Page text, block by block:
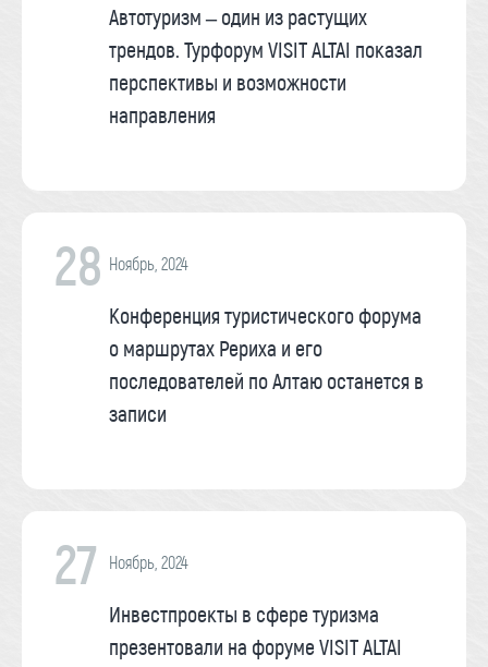
Автотуризм – один из растущих
трендов. Турфорум VISIT ALTAI показал
перспективы и возможности
направления
28 Ноябрь, 2024
Конференция туристического форума
о маршрутах Рериха и его
последователей по Алтаю останется в
записи
27 Ноябрь, 2024
Инвестпроекты в сфере туризма
презентовали на форуме VISIT ALTAI